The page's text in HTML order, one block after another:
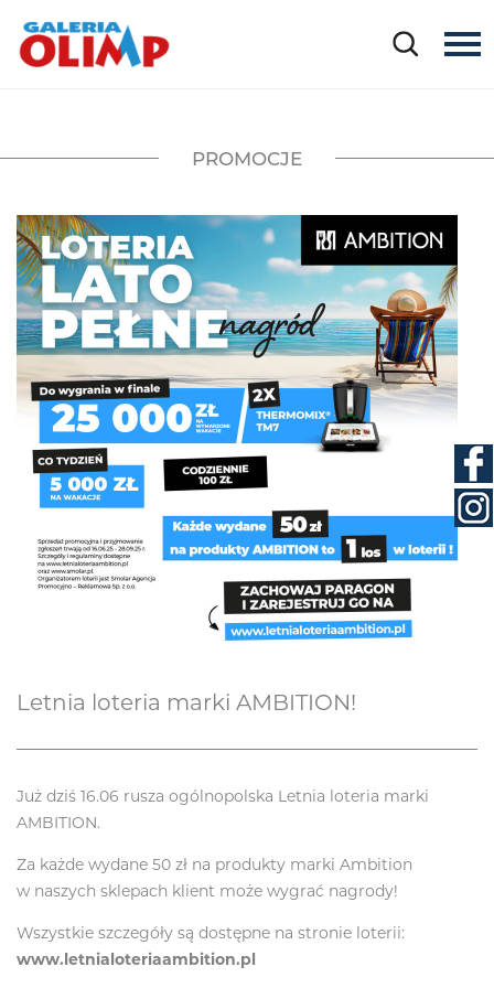
PROMOCJE
Letnia loteria marki AMBITION!
Już dziś 16.06 rusza ogólnopolska Letnia loteria marki
AMBITION.
Za każde wydane 50 zł na produkty marki Ambition
w naszych sklepach klient może wygrać nagrody!
Wszystkie szczegóły są dostępne na stronie loterii:
www.letnialoteriaambition.pl